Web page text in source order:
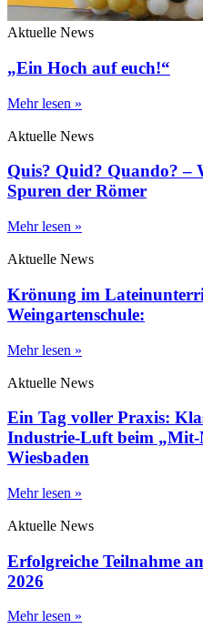
Aktuelle News
„Ein Hoch auf euch!“
Mehr lesen »
Aktuelle News
Quis? Quid? Quando? –
Spuren der Römer
Mehr lesen »
Aktuelle News
Krönung im
Weingartenschule:
Mehr lesen »
Aktuelle News
Ein Tag voller Praxis:
Industrie-Luft beim
Wiesbaden
Mehr lesen »
Aktuelle News
Erfolgreiche Teilnahme
2026
Mehr lesen »